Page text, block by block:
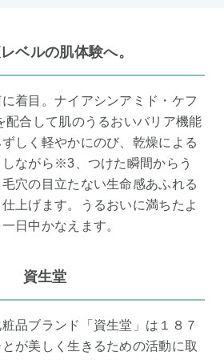
ベルの肌体験へ。
着目。ナイアシンアミド・ケフ
配合して肌のうるおいバリア機能
しく軽やかにのび、乾燥による
ながら※3、つけた瞬間からう
穴の目立たない生命感あふれる
上げます。うるおいに満ちたよ
日中かなえます。
資生堂
品ブランド「資生堂」は１８７
が美しく生きるための活動に取